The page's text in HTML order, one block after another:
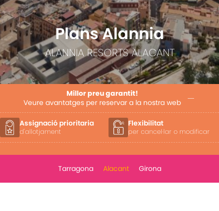
Plans Alannia
ALANNIA RESORTS ALACANT
Millor preu garantit!
Veure avantatges per reservar a la nostra web
Assignació prioritaria
d'allotjament
Flexibilitat
per cancel·lar o modificar
Tarragona Alacant Girona